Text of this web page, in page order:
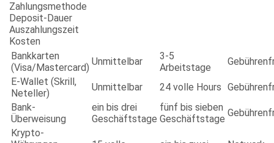
Zahlungsmethode
Deposit-Dauer
Auszahlungszeit
Kosten
Bankkarten
(Visa/Mastercard)
Unmittelbar
3-5
Arbeitstage
E-Wallet (Skrill,
Neteller)
Unmittelbar 24 volle Hours
Bank-
Überweisung
ein bis drei
Geschäftstage
fünf bis sieben
Geschäftstage
Krypto-